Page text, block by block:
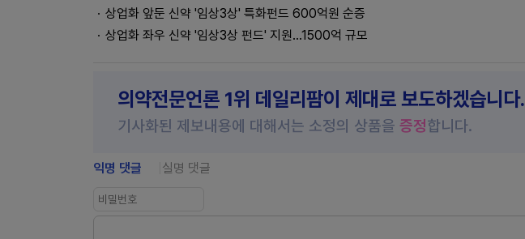
상업화 앞둔 신약 '임상3상' 특화펀드 600억원 순증
상업화 좌우 신약 '임상3상 펀드' 지원…1500억 규모
의약전문언론 1위 데일리팜이 제대로 보도하겠습니다.
기사화된 제보내용에 대해서는 소정의 상품을 증정합니다.
익명 댓글 실명 댓글